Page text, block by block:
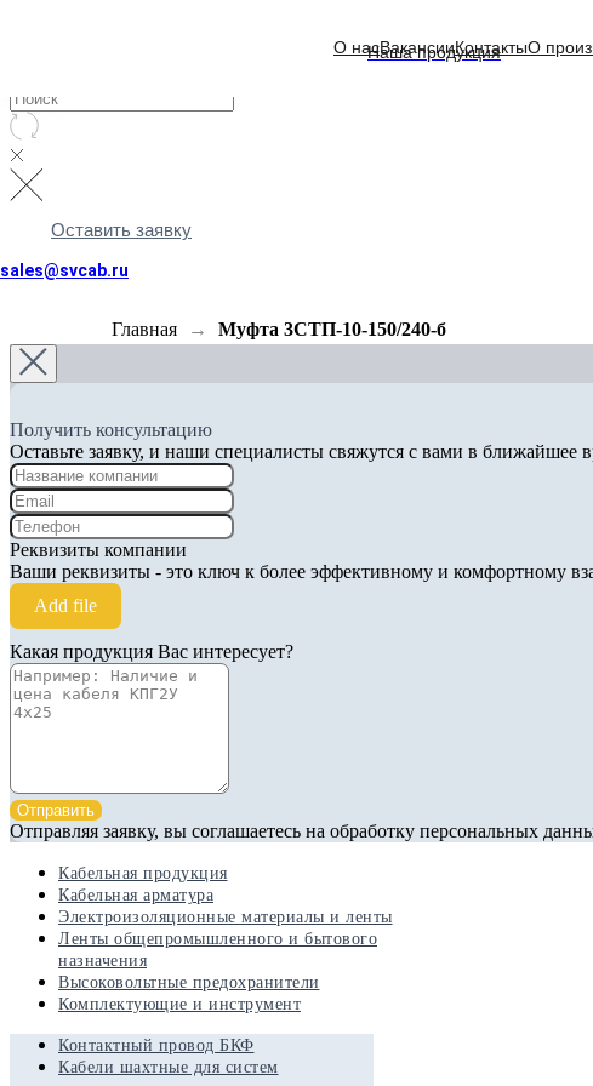
Главная Муфта 3СТП-10-150/240-б
Получить консультацию
Оставьте заявку, и наши специалисты свяжутся с вами в ближайшее
Реквизиты компании
Ваши реквизиты - это ключ к более эффективному и комфортному
Add file
Какая продукция Вас интересует?
Отправить
Отправляя заявку, вы соглашаетесь на обработку персональных
Кабельная продукция
Кабельная арматура
Электроизоляционные материалы и ленты
Ленты общепромышленного и бытового
назначения
Высоковольтные предохранители
Комплектующие и инструмент
Контактный провод БКФ
Кабели шахтные для систем
Наша продукция
О насВакансииКонтактыО
Оставить заявку
sales@svcab.ru